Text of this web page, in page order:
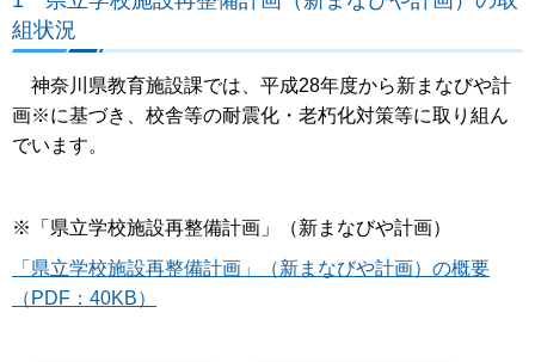
組状況
神奈川県教育施設課では、平成28年度から新まなびや計
画※に基づき、校舎等の耐震化・老朽化対策等に取り組ん
でいます。
※「県立学校施設再整備計画」（新まなびや計画）
「県立学校施設再整備計画」（新まなびや計画）の概要
（PDF：40KB）